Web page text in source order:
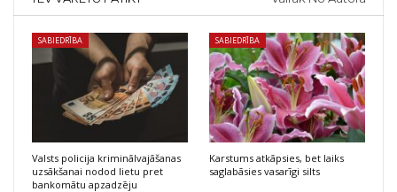
SABIEDRĪBA
Valsts policija kriminālvajāšanas
uzsākšanai nodod lietu pret
bankomātu apzadzēju
SABIEDRĪBA
Karstums atkāpsies, bet laiks
saglabāsies vasarīgi silts